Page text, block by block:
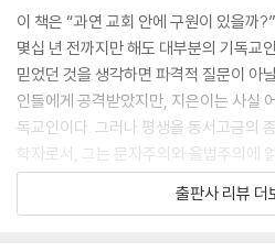
하룻강아지 진리 무서운 줄 모른다
김칫국 - 누가 천당에 갈 수 있는가?
땅끝까지?
선한 사마리아인과 유마 거사
‘지금·여기’에서의 mission - 하나님 나
메타노이아
우리 자신의 믿음이나 의도와는 관계없이
가 없다. 결국 성경을 읽는다는 것은 어쩔
이다.
--- pp.78-80
상당수의 사람은 ‘성경이 하나님의 말씀
처음부터 우리가 지금 가지고 있는 것과
내려온 책쯤으로 생각한다.
그리고 성경에 나타난 것은 ‘하나님의
이 책은 “과연 교회 안에 구원이 있을까
몇십 년 전까지만 해도 대부분의 기독교
믿었던 것을 생각하면 파격적 질문이 아
인들에게 공격받았지만, 지은이는 사실
독교인이다. 그러나 평생을 동서고금의
학자로서, 그는 문자주의와 율법주의에
고 근본주의적인 행태를 가차 없이 비판
저자는 성경을 하늘에서 ‘뚝 떨어진’ 책
출판사 리뷰 더